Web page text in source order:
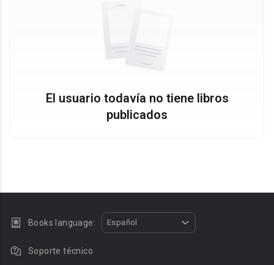
El usuario todavía no tiene libros
publicados
Books language: Español
Soporte técnico